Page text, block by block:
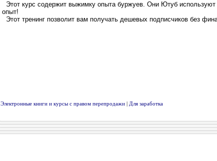
Электронные книги и курсы с правом перепродажи Для заработка